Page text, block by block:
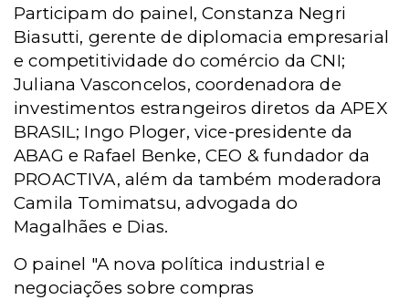
Participam do painel, Constanza Negri
Biasutti, gerente de diplomacia empresarial
e competitividade do comércio da CNI;
Juliana Vasconcelos, coordenadora de
investimentos estrangeiros diretos da APEX
BRASIL; Ingo Ploger, vice-presidente da
ABAG e Rafael Benke, CEO & fundador da
PROACTIVA, além da também moderadora
Camila Tomimatsu, advogada do
Magalhães e Dias.
O painel "A nova política industrial e
negociações sobre compras